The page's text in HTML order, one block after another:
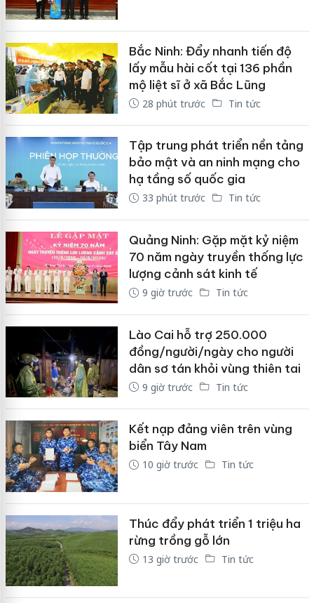
Bắc Ninh: Đẩy nhanh tiến độ
lấy mẫu hài cốt tại 136 phần
mộ liệt sĩ ở xã Bắc Lũng
28 phút trước Tin tức
Tập trung phát triển nền tảng
bảo mật và an ninh mạng cho
hạ tầng số quốc gia
33 phút trước Tin tức
Quảng Ninh: Gặp mặt kỷ niệm
70 năm ngày truyền thống lực
lượng cảnh sát kinh tế
9 giờ trước Tin tức
Lào Cai hỗ trợ 250.000
đồng/người/ngày cho người
dân sơ tán khỏi vùng thiên tai
9 giờ trước Tin tức
Kết nạp đảng viên trên vùng
biển Tây Nam
10 giờ trước Tin tức
Thúc đẩy phát triển 1 triệu ha
rừng trồng gỗ lớn
13 giờ trước Tin tức